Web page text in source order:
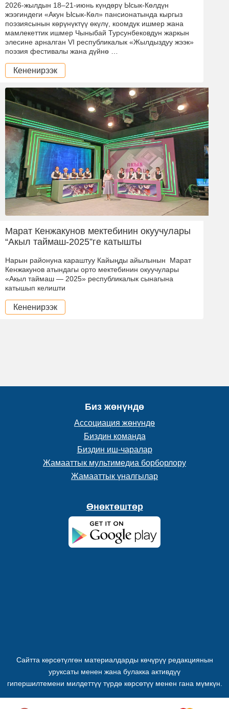
2026-жылдын 18–21-июнь күндөрү Ысык-Көлдүн
жээгиндеги «Акун Ысык-Көл» пансионатында кыргыз
поэзиясынын көрүнүктүү өкүлү, коомдук ишмер жана
мамлекеттик ишмер Чыныбай Турсунбековдун жаркын
элесине арналган VI республикалык «Жылдыздуу жээк»
поэзия фестивалы жана дүйнө …
Кененирээк
Марат Кенжакунов мектебинин окуучулары
“Акыл таймаш-2025”ге катышты
Нарын районуна караштуу Кайыңды айылынын Марат
Кенжакунов атындагы орто мектебинин окуучулары
«Акыл таймаш — 2025» республикалык сынагына
катышып келишти
Кененирээк
Биз жөнүндө
Ассоциация жөнүндө
Биздин команда
Биздин иш-чаралар
Жамааттык мультимедиа борборлору
Жамааттык үналгылар
Өнөктөштөр
Сайтта көрсөтүлгөн материалдарды көчүрүү редакциянын
уруксаты менен жана булакка активдүү
гипершилтемени милдеттүү түрдө көрсөтүү менен гана мүмкүн.